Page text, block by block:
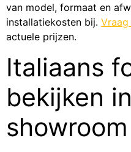
van model, formaat en
installatiekosten bij.
actuele prijzen.
Italiaans
bekijken
showroom